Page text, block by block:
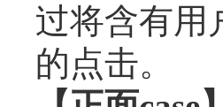
过将含有用
的点击。